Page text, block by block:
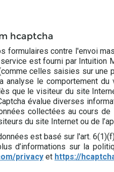
hcaptcha
formulaires contre l'envoi
est fourni par Intuition
celles saisies sur une
analyse le comportement
que le visiteur du site
évalue diverses
collectées au cours
du site Internet ou de
est basé sur l'art.
d’informations sur la
privacy et https://